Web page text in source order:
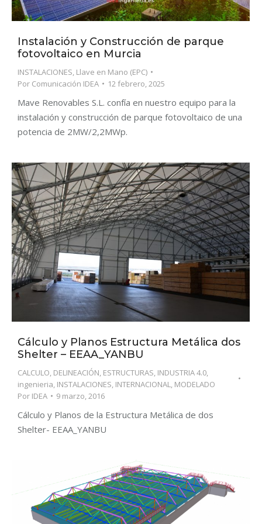
Instalación y Construcción de parque
fotovoltaico en Murcia
INSTALACIONES, Llave en Mano (EPC)
Por Comunicación IDEA 12 febrero, 2025
Mave Renovables S.L. confía en nuestro equipo para la
instalación y construcción de parque fotovoltaico de una
potencia de 2MW/2,2MWp.
Cálculo y Planos Estructura Metálica dos
Shelter – EEAA_YANBU
CALCULO DELINEACIÓN ESTRUCTURAS INDUSTRIA 4.0
ingenieria INSTALACIONES INTERNACIONAL
MODELADO
Por IDEA 9 marzo, 2016
Cálculo y Planos de la Estructura Metálica de dos
Shelter- EEAA_YANBU